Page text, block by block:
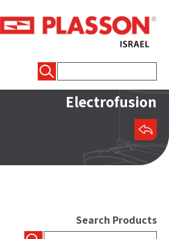
Electrofusion
Search Products